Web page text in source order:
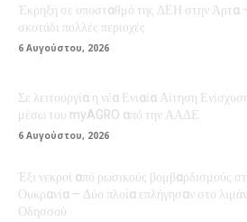
Έκρηξη σε υποσταθμό της ΔΕΗ στην Άρτα
σκοτάδι πολλές περιοχές
6 Αυγούστου, 2026
Σε λειτουργία η νέα Ενιαία Αίτηση
μέσω του myAGRO από την ΑΑΔΕ
6 Αυγούστου, 2026
Έξι νεκροί από ρωσικούς βομβαρδισμούς
Ουκρανία – Δύο πλοία επλήγησαν στο
Οδησσού